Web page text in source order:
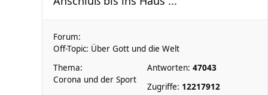
Forum:
Off-Topic: Über Gott und die Welt
Thema:
Corona und der Sport
Antworten: 47043
Zugriffe: 12217912